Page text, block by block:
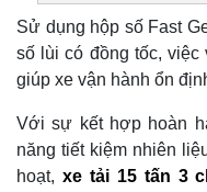
Sử dụng hộp số Fast
số lùi có đồng tốc,
giúp xe vận hành ổn
Với sự kết hợp hoàn
năng tiết kiệm nhiên
hoạt, xe tải 15 tấn 3